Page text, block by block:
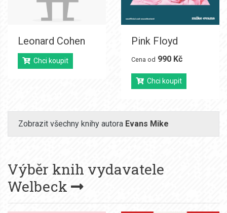
Leonard Cohen
Chci koupit
Pink Floyd
Cena od 990 Kč
Chci koupit
Zobrazit všechny knihy autora Evans Mike
Výběr knih vydavatele
Welbeck